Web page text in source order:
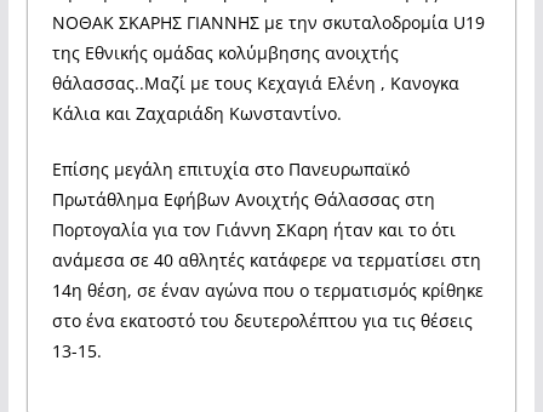
ΝΟΘΑΚ ΣΚΑΡΗΣ ΓΙΑΝΝΗΣ με την σκυταλοδρομία U19
της Εθνικής ομάδας κολύμβησης ανοιχτής
θάλασσας..Μαζί με τους Κεχαγιά Ελένη , Κανογκα
Κάλια και Ζαχαριάδη Κωνσταντίνο.
Επίσης μεγάλη επιτυχία στο Πανευρωπαϊκό
Πρωτάθλημα Εφήβων Ανοιχτής Θάλασσας στη
Πορτογαλία για τον Γιάννη ΣΚαρη ήταν και το ότι
ανάμεσα σε 40 αθλητές κατάφερε να τερματίσει στη
14η θέση, σε έναν αγώνα που ο τερματισμός κρίθηκε
στο ένα εκατοστό του δευτερολέπτου για τις θέσεις
13-15.